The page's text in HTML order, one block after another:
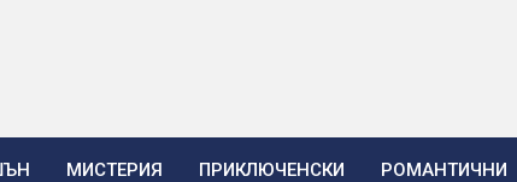
МИСТЕРИЯ ПРИКЛЮЧЕНСКИ РОМАНТИЧНИ